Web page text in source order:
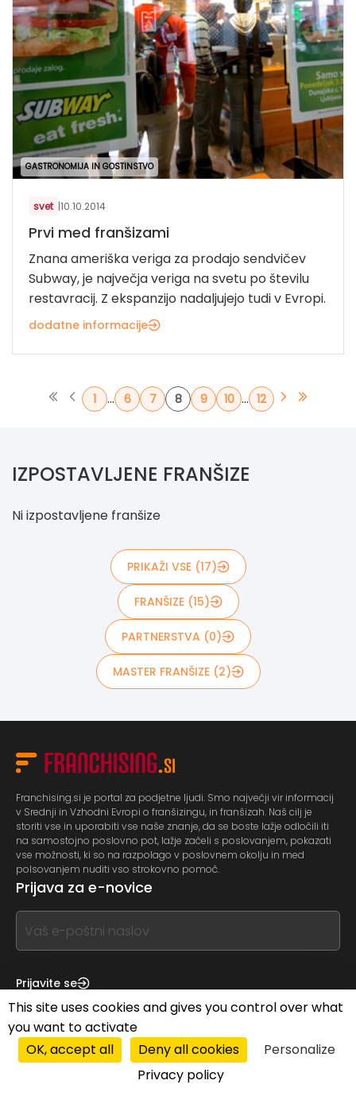
GASTRONOMIJA IN GOSTINSTVO
svet |10.10.2014
Prvi med franšizami
Znana ameriška veriga za prodajo sendvičev
Subway, je največja veriga na svetu po številu
restavracij. Z ekspanzijo nadaljujejo tudi v Evropi.
dodatne informacije
1 ... 6 7 8 9 10 ... 12
IZPOSTAVLJENE FRANŠIZE
Ni izpostavljene franšize
PRIKAŽI VSE (17)
FRANŠIZE (15)
PARTNERSTVA (0)
MASTER FRANŠIZE (2)
Franchising.si je portal za podjetne ljudi. Smo največji vir informacij
v Srednji in Vzhodni Evropi o franšizingu, in franšizah. Naš cilj je
storiti vse in uporabiti vse naše znanje, da se boste lažje odločili iti
na samostojno poslovno pot, lažje začeli s poslovanjem, pokazati
vse možnosti, ki so na razpolago v poslovnem okolju in med
polsovanjem nuditi vso strokovno pomoč.
Prijava za e-novice
If
you
this,
leave
form
field
Prijavite se
Imate za nas kakšno vprašanje?
If
you
This site uses cookies and gives you control over what
you want to activate
OK, accept all
Deny all cookies
Personalize
Privacy policy